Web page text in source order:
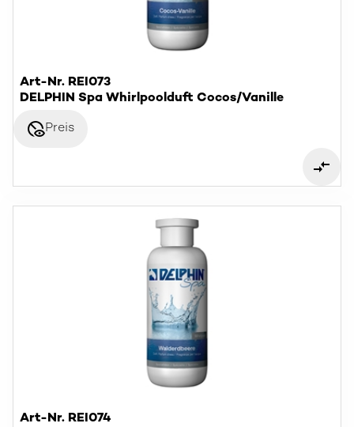
Art-Nr. REI073
DELPHIN Spa Whirlpoolduft Cocos/Vanille
disabled_visiblePreis
Art-Nr. REI074